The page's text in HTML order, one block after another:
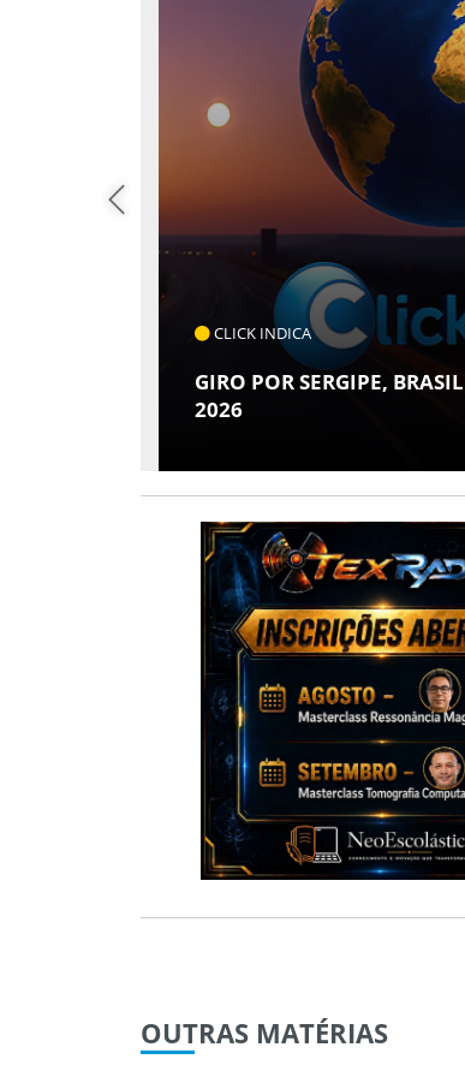
COTIDIANO
ARACAJU REGISTRA
LUGAR EM CRESCIMENTO
NORDESTE
OUTRAS MATÉRIAS